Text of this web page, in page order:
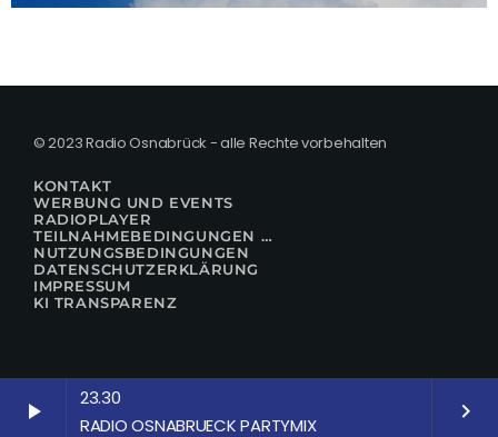
play_arrow
23.30
RADIO OSNABRUECK PARTYMIX
keyboard_arrow_right
© 2023 Radio Osnabrück - alle Rechte vorbehalten
KONTAKT
WERBUNG UND EVENTS
RADIOPLAYER
TEILNAHMEBEDINGUNGEN FÜR GEWINNSPIELE
NUTZUNGSBEDINGUNGEN
DATENSCHUTZERKLÄRUNG
IMPRESSUM
KI TRANSPARENZ